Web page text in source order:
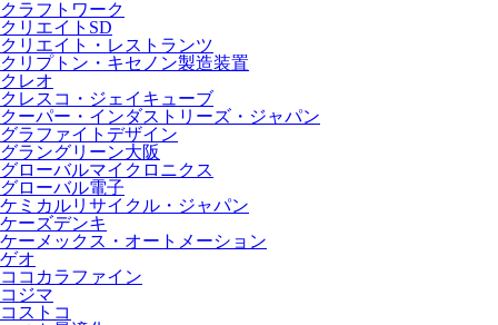
クラフトワーク
クリエイトSD
クリエイト・レストランツ
クリプトン・キセノン製造装置
クレオ
クレスコ・ジェイキューブ
クーパー・インダストリーズ・ジャパン
グラファイトデザイン
グラングリーン大阪
グローバルマイクロニクス
グローバル電子
ケミカルリサイクル・ジャパン
ケーズデンキ
ケーメックス・オートメーション
ゲオ
ココカラファイン
コジマ
コストコ